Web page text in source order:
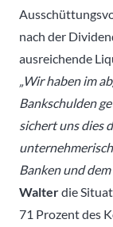
nach der
ausreichende
„Wir haben im
Bankschulden
sichert uns dies
Banken und
Walterdie
71 Prozent des